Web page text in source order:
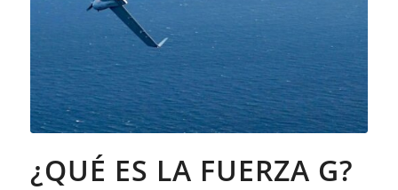
¿QUÉ ES LA FUERZA G?